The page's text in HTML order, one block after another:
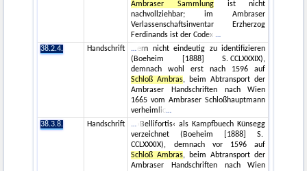
Ambraser Sammlungist nicht
nachvollziehbar; im Ambraser
Verlassenschaftsinventar Erzherzog
Ferdinands ist der Codex
38.2.4.
Handschrift
ern nicht eindeutig zu identifizieren
(Boeheim [1888] S. CCLXXXIX),
demnach wohl erst nach 1596 auf
Schloß Ambras, beim Abtransport der
Ambraser Handschriften nach Wien
1665 vom Ambraser Schloßhauptmann
verheimlic
38.3.8.
Handschrift
›Bellifortis‹ als Kampfbuech Künsegg
verzeichnet (Boeheim [1888] S.
CCLXXXIX), demnach vor 1596 auf
Schloß Ambras, beim Abtransport der
Ambraser Handschriften nach Wien